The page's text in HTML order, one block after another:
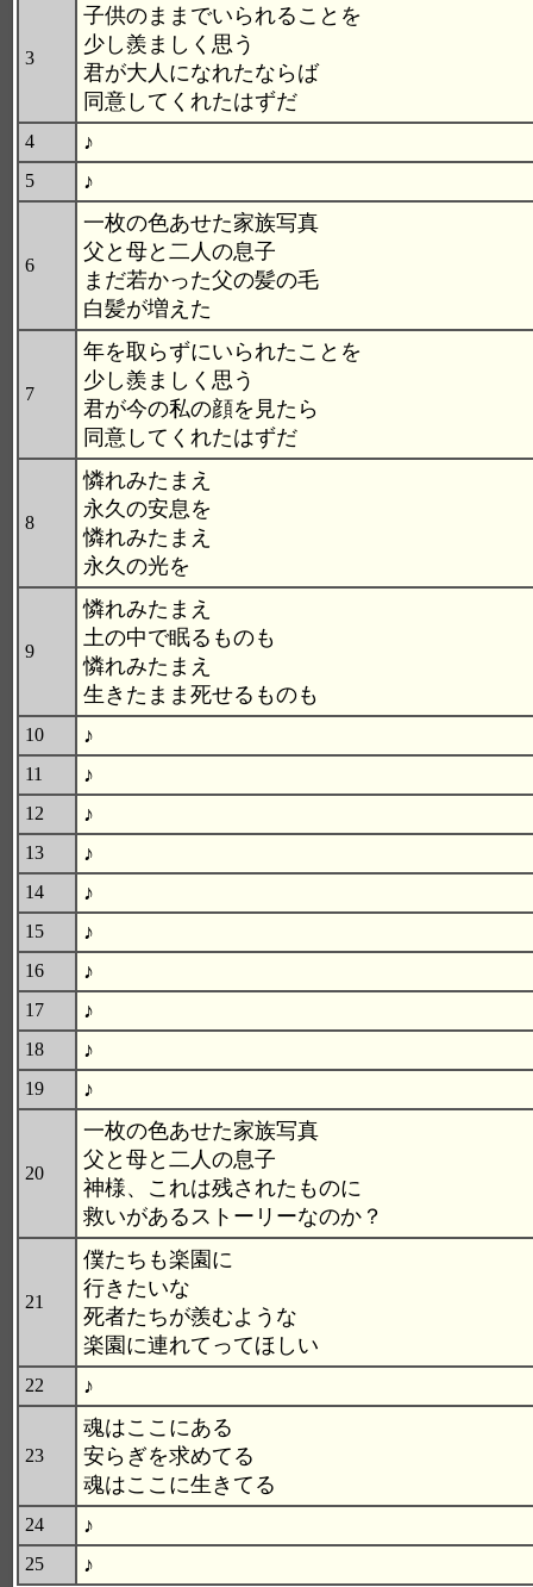
3
子供のままでいられることを
少し羨ましく思う
君が大人になれたならば
同意してくれたはずだ
4 ♪
5 ♪
6
一枚の色あせた家族写真
父と母と二人の息子
まだ若かった父の髪の毛
白髪が増えた
7
年を取らずにいられたことを
少し羨ましく思う
君が今の私の顔を見たら
同意してくれたはずだ
8
憐れみたまえ
永久の安息を
憐れみたまえ
永久の光を
9
憐れみたまえ
土の中で眠るものも
憐れみたまえ
生きたまま死せるものも
10 ♪
11 ♪
12 ♪
13 ♪
14 ♪
15 ♪
16 ♪
17 ♪
18 ♪
19 ♪
20
一枚の色あせた家族写真
父と母と二人の息子
神様、これは残されたものに
救いがあるストーリーなのか？
21
僕たちも楽園に
行きたいな
死者たちが羨むような
楽園に連れてってほしい
22 ♪
23
魂はここにある
安らぎを求めてる
魂はここに生きてる
24 ♪
25 ♪